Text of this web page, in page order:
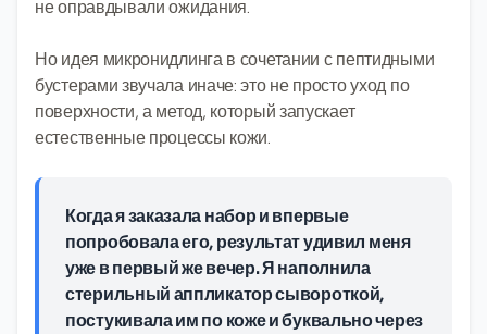
не оправдывали ожидания.
Но идея микронидлинга в сочетании с пептидными
бустерами звучала иначе: это не просто уход по
поверхности, а метод, который запускает
естественные процессы кожи.
Когда я заказала набор и впервые
попробовала его, результат удивил меня
уже в первый же вечер. Я наполнила
стерильный аппликатор сывороткой,
постукивала им по коже и буквально через